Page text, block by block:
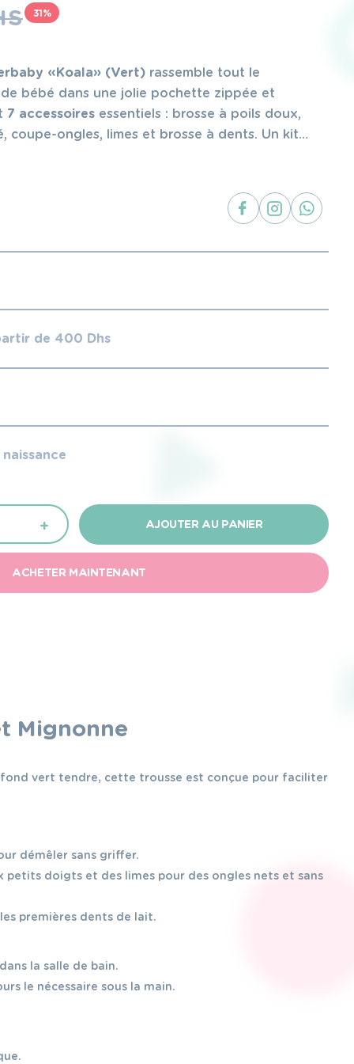
31%
« Koala » (Vert) rassemble tout le
bébé dans une jolie pochette zippée et
7 accessoires essentiels : brosse à poils doux,
coupe-ongles, limes et brosse à dents. Un kit
de 400 Dhs
+ AJOUTER AU PANIER
ACHETER MAINTENANT
Mignonne
vert tendre, cette trousse est conçue pour faciliter
démêler sans griffer.
doigts et des limes pour des ongles nets et sans
premières dents de lait.
la salle de bain.
le nécessaire sous la main.